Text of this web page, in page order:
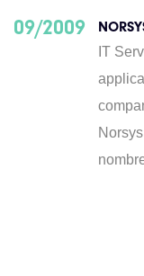
09/2009
IT